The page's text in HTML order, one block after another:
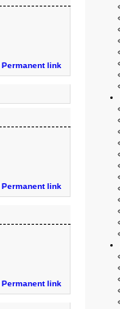
Permanent link
Permanent link
Permanent link